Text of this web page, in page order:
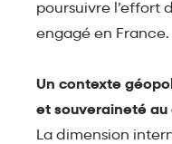
poursuivre l’effort
engagé en France.
Un contexte
et souveraineté
La dimension